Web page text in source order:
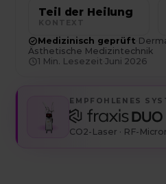
Teil der Heilung
KONTEXT
Medizinisch geprüft
Ästhetische Medizintechnik
1 Min. Lesezeit ·Juni 2026
EMPFOHLENES
CO2-Laser · RF-